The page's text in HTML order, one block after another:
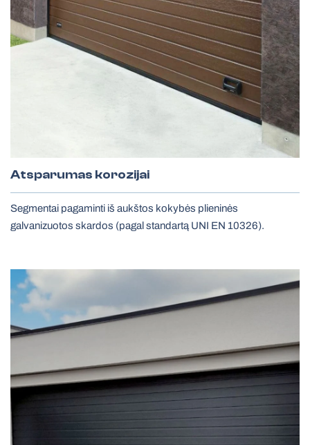
Atsparumas korozijai
Segmentai pagaminti iš aukštos kokybės plieninės
galvanizuotos skardos (pagal standartą UNI EN 10326).